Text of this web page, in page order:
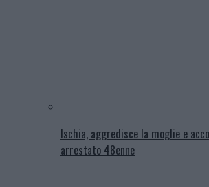
Ischia, aggredisce la moglie e
arrestato 48enne